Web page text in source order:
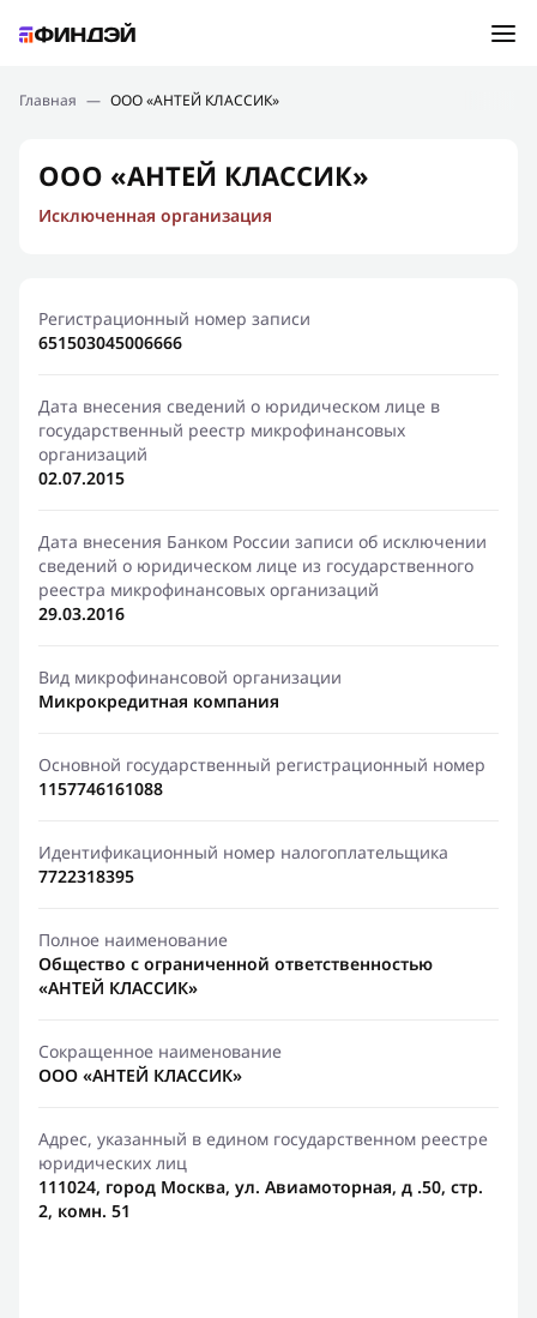
Подбор займа
Новости
Финансовое просвещение
Главная — ООО «АНТЕЙ КЛАССИК»
ООО «АНТЕЙ КЛАССИК»
Исключенная организация
Регистрационный номер записи
651503045006666
Дата внесения сведений о юридическом лице в
государственный реестр микрофинансовых
организаций
02.07.2015
Дата внесения Банком России записи об исключении
сведений о юридическом лице из государственного
реестра микрофинансовых организаций
29.03.2016
Вид микрофинансовой организации
Микрокредитная компания
Основной государственный регистрационный номер
1157746161088
Идентификационный номер налогоплательщика
7722318395
Полное наименование
Общество с ограниченной ответственностью
«АНТЕЙ КЛАССИК»
Сокращенное наименование
ООО «АНТЕЙ КЛАССИК»
Адрес, указанный в едином государственном реестре
юридических лиц
111024, город Москва, ул. Авиамоторная, д .50, стр.
2, комн. 51
Ошибка:Контактная форма не найдена.
Спасибо, что написали нам
Мы свяжемся с Вами в ближайшее время и сообщим
результат
Отправить новый запрос